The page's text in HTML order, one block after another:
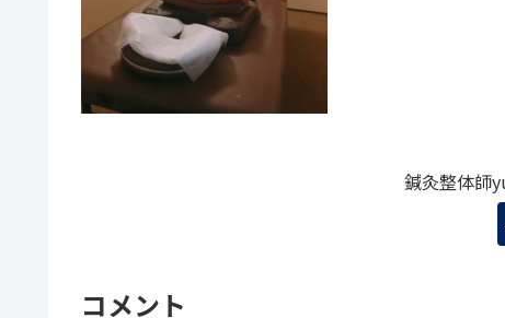
鍼灸整体師
コメント